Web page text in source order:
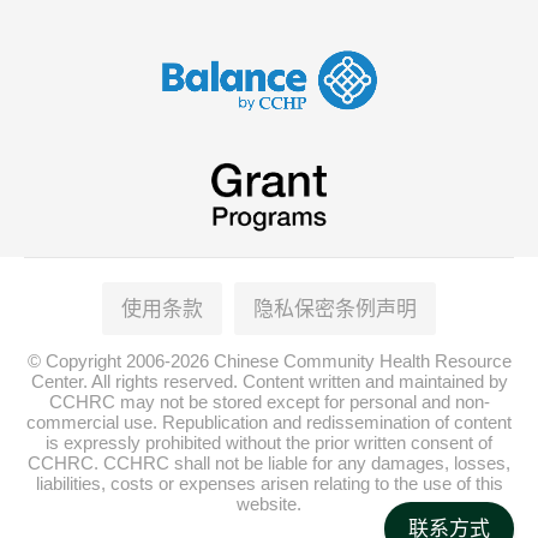
联系方式
使用条款 隐私保密条例声明
© Copyright 2006-2026 Chinese Community Health Resource
Center. All rights reserved. Content written and maintained by
CCHRC may not be stored except for personal and non-
commercial use. Republication and redissemination of content
is expressly prohibited without the prior written consent of
CCHRC. CCHRC shall not be liable for any damages, losses,
liabilities, costs or expenses arisen relating to the use of this
website.